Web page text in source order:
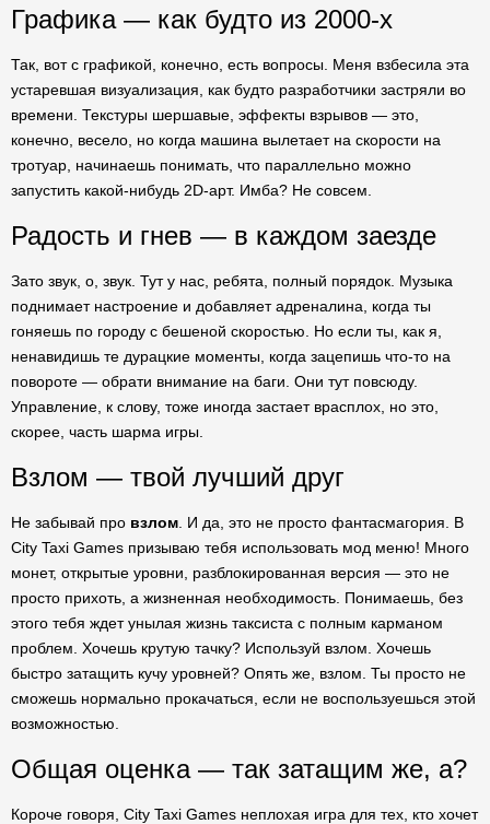
Графика — как будто из 2000-х
Так, вот с графикой, конечно, есть вопросы. Меня взбесила эта
устаревшая визуализация, как будто разработчики застряли во
времени. Текстуры шершавые, эффекты взрывов — это,
конечно, весело, но когда машина вылетает на скорости на
тротуар, начинаешь понимать, что параллельно можно
запустить какой-нибудь 2D-арт. Имба? Не совсем.
Радость и гнев — в каждом заезде
Зато звук, о, звук. Тут у нас, ребята, полный порядок. Музыка
поднимает настроение и добавляет адреналина, когда ты
гоняешь по городу с бешеной скоростью. Но если ты, как я,
ненавидишь те дурацкие моменты, когда зацепишь что-то на
повороте — обрати внимание на баги. Они тут повсюду.
Управление, к слову, тоже иногда застает врасплох, но это,
скорее, часть шарма игры.
Взлом — твой лучший друг
Не забывай про взлом . И да, это не просто фантасмагория. В
City Taxi Games призываю тебя использовать мод меню! Много
монет, открытые уровни, разблокированная версия — это не
просто прихоть, а жизненная необходимость. Понимаешь, без
этого тебя ждет унылая жизнь таксиста с полным карманом
проблем. Хочешь крутую тачку? Используй взлом. Хочешь
быстро затащить кучу уровней? Опять же, взлом. Ты просто не
сможешь нормально прокачаться, если не воспользуешься этой
возможностью.
Общая оценка — так затащим же, а?
Короче говоря, City Taxi Games неплохая игра для тех, кто хочет